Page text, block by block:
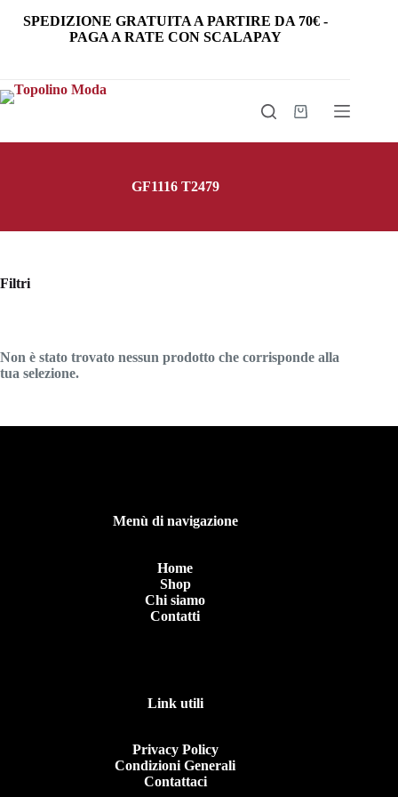
SPEDIZIONE GRATUITA A PARTIRE DA 70€ -
PAGA A RATE CON SCALAPAY
Carrello
GF1116 T2479
Non è stato trovato nessun prodotto che corrisponde alla
tua selezione.
Filtri
Menù di navigazione
Home
Shop
Chi siamo
Contatti
Link utili
Privacy Policy
Condizioni Generali
Contattaci